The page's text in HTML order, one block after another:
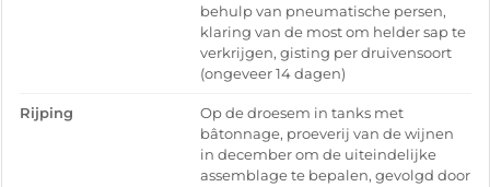
behulp van pneumatische persen,
klaring van de most om helder sap te
verkrijgen, gisting per druivensoort
(ongeveer 14 dagen)
Rijping
Op de droesem in tanks met
bâtonnage, proeverij van de wijnen
in december om de uiteindelijke
assemblage te bepalen, gevolgd door